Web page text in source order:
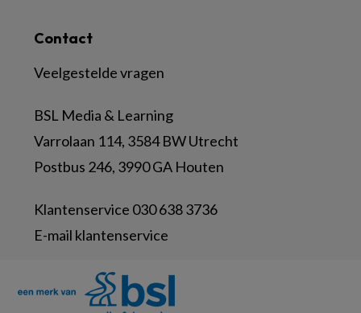
Contact
Veelgestelde vragen
BSL Media & Learning
Varrolaan 114, 3584 BW Utrecht
Postbus 246, 3990 GA Houten
Klantenservice 030 638 3736
E-mail klantenservice